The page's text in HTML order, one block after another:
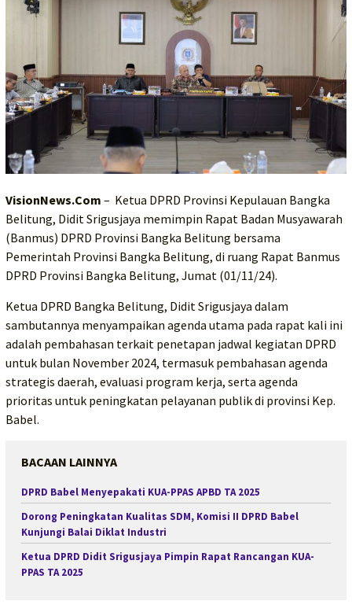
VisionNews.Com – Ketua DPRD Provinsi Kepulauan Bangka
Belitung, Didit Srigusjaya memimpin Rapat Badan Musyawarah
(Banmus) DPRD Provinsi Bangka Belitung bersama
Pemerintah Provinsi Bangka Belitung, di ruang Rapat Banmus
DPRD Provinsi Bangka Belitung, Jumat (01/11/24).
Ketua DPRD Bangka Belitung, Didit Srigusjaya dalam
sambutannya menyampaikan agenda utama pada rapat kali ini
adalah pembahasan terkait penetapan jadwal kegiatan DPRD
untuk bulan November 2024, termasuk pembahasan agenda
strategis daerah, evaluasi program kerja, serta agenda
prioritas untuk peningkatan pelayanan publik di provinsi Kep.
Babel.
BACAAN LAINNYA
DPRD Babel Menyepakati KUA-PPAS APBD TA 2025
Dorong Peningkatan Kualitas SDM, Komisi II DPRD Babel
Kunjungi Balai Diklat Industri
Ketua DPRD Didit Srigusjaya Pimpin Rapat Rancangan KUA-
PPAS TA 2025